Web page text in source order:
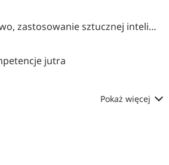
Ai - technologia, prawo, zastosowanie sztucznej inteligencji
jutra
Pokaż więcej